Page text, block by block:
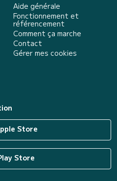
Aide générale
Fonctionnement et
référencement
Comment ça marche
Contact
Gérer mes cookies
Store
Store